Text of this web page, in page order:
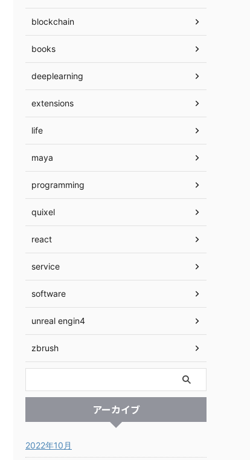
blockchain
books
deeplearning
extensions
life
maya
programming
quixel
react
service
software
unreal engin4
zbrush
アーカイブ
2022年10月